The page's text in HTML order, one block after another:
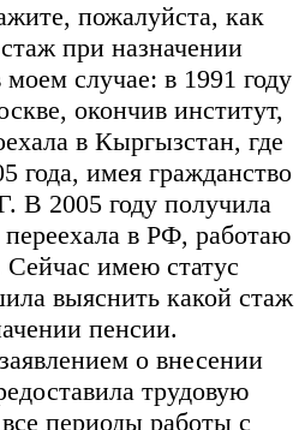
пожалуйста, как
при назначении
случае: в 1991 году
окончив институт,
в Кыргызстан, где
года, имея гражданство
В 2005 году получила
в РФ, работаю
Сейчас имею статус
выяснить какой стаж
пенсии.
о внесении
трудовую
периоды работы с